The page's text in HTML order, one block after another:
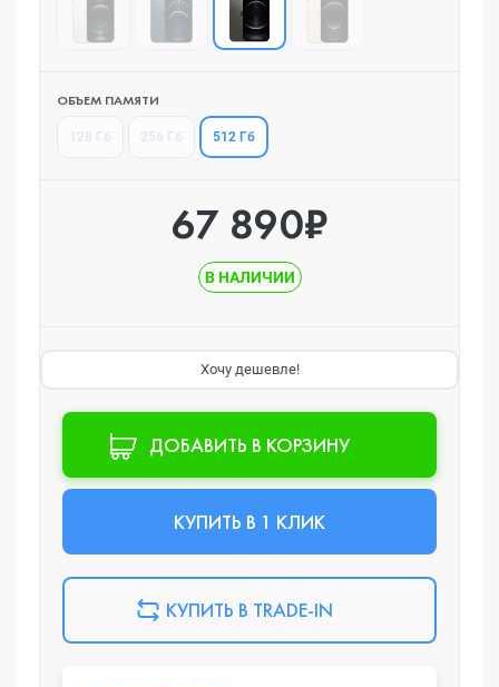
ОБЪЕМ ПАМЯТИ
512 Гб
67 890₽
В НАЛИЧИИ
Хочу дешевле!
ДОБАВИТЬ В КОРЗИНУ
КУПИТЬ В 1 КЛИК
КУПИТЬ В TRADE-IN